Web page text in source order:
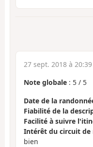
27 sept. 2018 à 20:39
Note globale : 5 / 5
Date de la
Fiabilité de la
Facilité à suivre
Intérêt du circuit de
bien